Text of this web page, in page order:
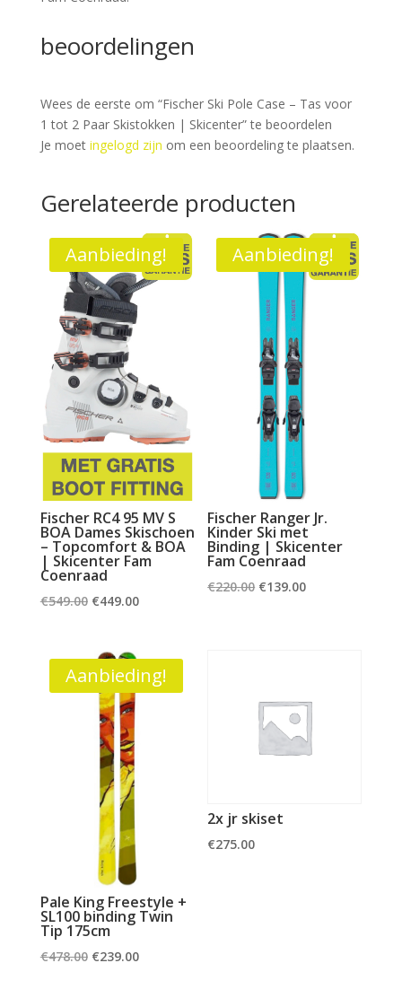
beoordelingen
Wees de eerste om “Fischer Ski Pole Case – Tas voor
1 tot 2 Paar Skistokken | Skicenter” te beoordelen
Je moet ingelogd zijn om een beoordeling te plaatsen.
Gerelateerde producten
Aanbieding!
Fischer RC4 95 MV S
BOA Dames Skischoen
– Topcomfort & BOA
| Skicenter Fam
Coenraad
€549.00 Oorspronkelijke
€549.00.
€449.00Huidige
€449.00.
Aanbieding!
Fischer Ranger Jr.
Kinder Ski met
Binding | Skicenter
Fam Coenraad
€220.00 Oorspronkelijke
€139.00Huidige
Aanbieding!
Pale King Freestyle +
SL100 binding Twin
Tip 175cm
€478.00 Oorspronkelijke
€239.00Huidige
2x jr skiset
€275.00